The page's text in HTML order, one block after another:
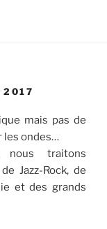
2017
mais pas de
les ondes…
traitons
Jazz-Rock, de
et des grands